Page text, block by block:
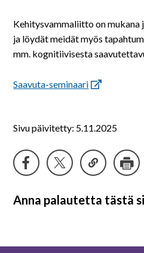
Kehitysvammaliitto on mukana
ja löydät meidät myös
mm. kognitiivisesta
Saavuta-seminaari
Sivu päivitetty: 5.11.2025
Anna palautetta tästä